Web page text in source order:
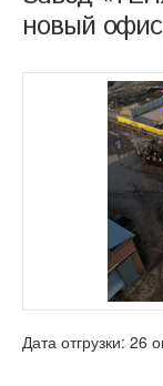
новый офис
Дата отгрузки: 26